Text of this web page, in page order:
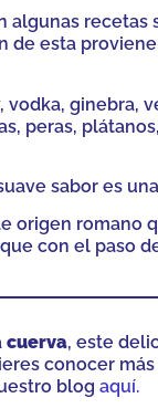
algunas recetas
de esta
vodka, ginebra,
peras,
sabor es
origen romano
con el paso
cuerva, este
conocer
blog aquí.